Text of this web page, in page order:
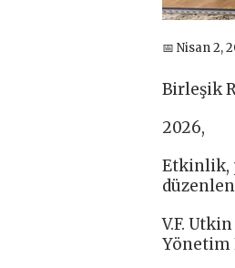
📅 Nisan 2,
Birleşik
2026,
Etkinlik,
V.F.
Yönetim